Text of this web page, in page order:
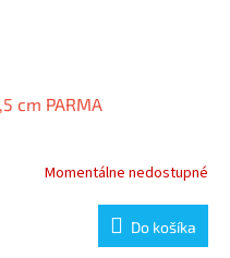
cm PARMA
Momentálne nedostupné
Do košíka